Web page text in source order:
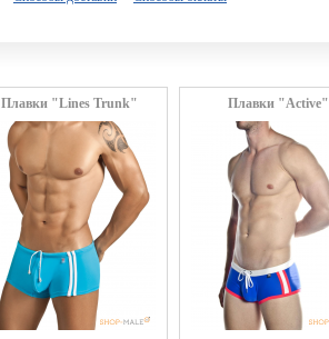
Плавки "Lines Trunk" Плавки "Active"